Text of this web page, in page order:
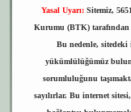
Yasal Uyarı: Sitemiz,
Kurumu (BTK) tarafından
Bu nedenle, sitedeki
yükümlülüğümüz
sorumluluğunu
sayılırlar. Bu internet